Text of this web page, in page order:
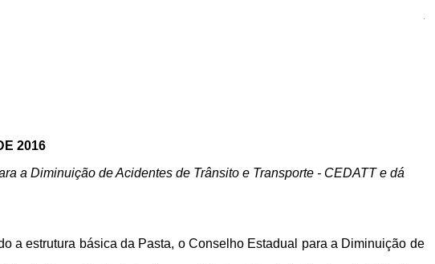
2016
a Diminuição de Acidentes de Trânsito e Transporte - CEDATT e dá
a estrutura básica da Pasta, o Conselho Estadual para a Diminuição de